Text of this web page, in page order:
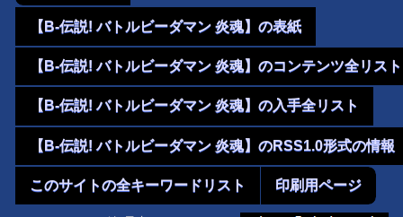
【B-伝説! バトルビーダマン 炎魂】の表紙
【B-伝説! バトルビーダマン 炎魂】のコンテンツ全リスト
【B-伝説! バトルビーダマン 炎魂】の入手全リスト
【B-伝説! バトルビーダマン 炎魂】のRSS1.0形式の情報
このサイトの全キーワードリスト 印刷用ページ